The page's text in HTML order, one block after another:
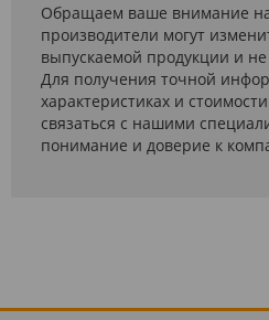
Обращаем ваше внимание на
производители могут
выпускаемой продукции и
Для получения точной
характеристиках и
связаться с нашими
понимание и доверие к